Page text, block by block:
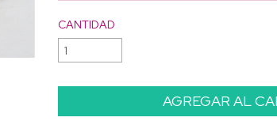
CANTIDAD